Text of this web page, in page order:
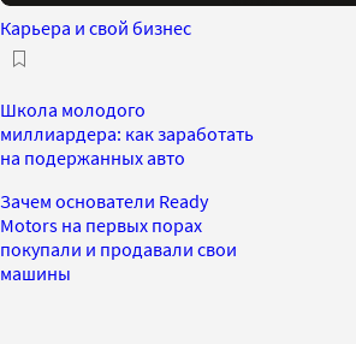
Карьера и свой бизнес
Школа молодого
миллиардера: как заработать
на подержанных авто
Зачем основатели Ready
Motors на первых порах
покупали и продавали свои
машины